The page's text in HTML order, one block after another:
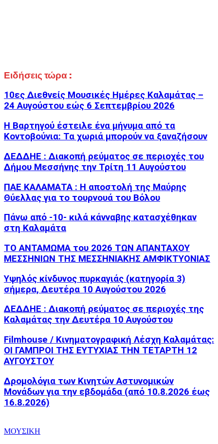
Ειδήσεις τώρα :
10ες Διεθνείς Μουσικές Ημέρες Καλαμάτας –
24 Αυγούστου εώς 6 Σεπτεμβρίου 2026
Η Βαρτηγού έστειλε ένα μήνυμα από τα
Κοντοβούνια: Τα χωριά μπορούν να ξαναζήσουν
ΔΕΔΔΗΕ : Διακοπή ρεύματος σε περιοχές του
Δήμου Μεσσήνης την Τρίτη 11 Αυγούστου
ΠΑΕ ΚΑΛΑΜΑΤΑ : Η αποστολή της Μαύρης
Θύελλας για το τουρνουά του Βόλου
Πάνω από -10- κιλά κάνναβης κατασχέθηκαν
στη Καλαμάτα
ΤΟ ΑΝΤΑΜΩΜΑ του 2026 ΤΩΝ ΑΠΑΝΤΑΧΟΥ
ΜΕΣΣΗΝΙΩΝ ΤΗΣ ΜΕΣΣΗΝΙΑΚΗΣ ΑΜΦΙΚΤΥΟΝΙΑΣ
Υψηλός κίνδυνος πυρκαγιάς (κατηγορία 3)
σήμερα, Δευτέρα 10 Αυγούστου 2026
ΔΕΔΔΗΕ : Διακοπή ρεύματος σε περιοχές της
Καλαμάτας την Δευτέρα 10 Αυγούστου
Filmhouse / Κινηματογραφική Λέσχη Καλαμάτας:
ΟΙ ΓΑΜΠΡΟΙ ΤΗΣ ΕΥΤΥΧΙΑΣ ΤΗΝ ΤΕΤΑΡΤΗ 12
ΑΥΓΟΥΣΤΟΥ
Δρομολόγια των Κινητών Αστυνομικών
Μονάδων για την εβδομάδα (από 10.8.2026 έως
16.8.2026)
ΜΟΥΣΙΚΗ